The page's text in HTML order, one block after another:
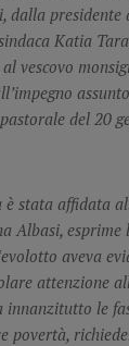
dalla presidente
Katia
vescovo
del 20
è stata affidata
Albasi, esprime
aveva
attenzione
innanzitutto le
povertà,